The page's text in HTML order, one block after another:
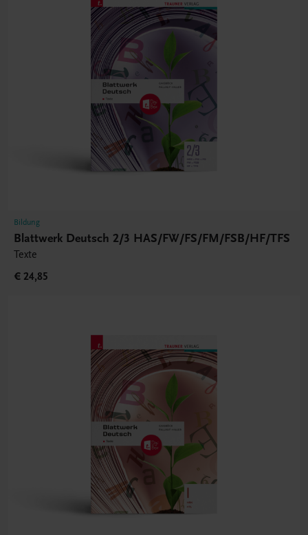
Bildung
Blattwerk Deutsch 2/3 HAS/FW/FS/FM/FSB/HF/TFS
Texte
€ 24,85